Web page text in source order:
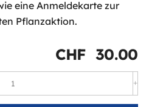
eine Anmeldekarte zur
Pflanzaktion.
CHF 30.00